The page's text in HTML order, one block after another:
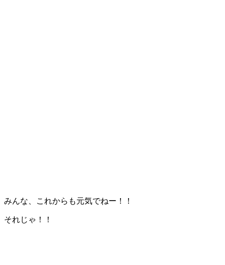
みんな、これからも元気でねー！！
それじゃ！！